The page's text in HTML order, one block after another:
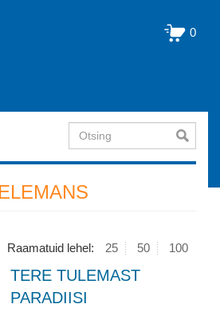
0
Otsing
Raamatuid lehel: 25 50 100
TERE TULEMAST
PARADIISI